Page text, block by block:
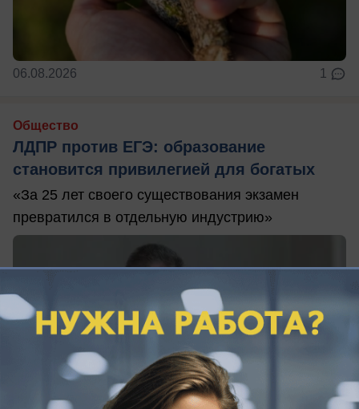
06.08.2026 1
Общество
ЛДПР против ЕГЭ: образование
становится привилегией для богатых
«За 25 лет своего существования экзамен
превратился в отдельную индустрию»